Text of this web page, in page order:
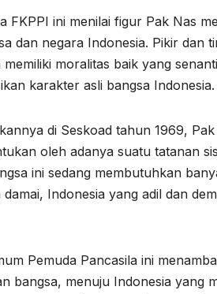
FKPPI ini menilai figur Pak Nas
dan negara Indonesia. Pikir dan
moralitas baik yang
karakter asli bangsa Indonesia.
di Seskoad tahun 1969,
oleh adanya suatu tatanan
ini sedang membutuhkan
Indonesia yang adil dan
Pemuda Pancasila ini
bangsa, menuju Indonesia yang